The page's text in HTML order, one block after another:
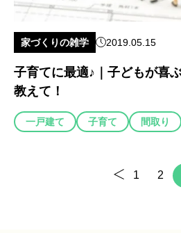
家づくりの雑学 2019.05.15
子育てに最適♪｜子どもが喜
教えて！
一戸建て 子育て 間取り
1 2